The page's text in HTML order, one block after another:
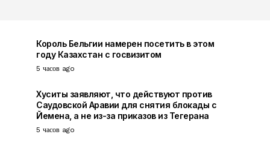
Король Бельгии намерен посетить в этом
году Казахстан с госвизитом
5 часов ago
Хуситы заявляют, что действуют против
Саудовской Аравии для снятия блокады с
Йемена, а не из-за приказов из Тегерана
5 часов ago